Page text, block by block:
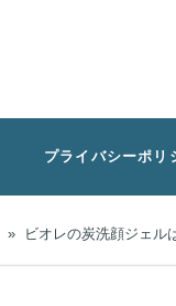
プライバシーポリ
» ビオレの炭洗顔ジェル